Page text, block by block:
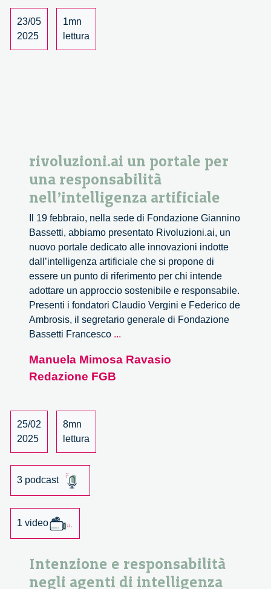
23/05
2025
1mn
lettura
rivoluzioni.ai un portale per
una responsabilità
nell’intelligenza artificiale
Il 19 febbraio, nella sede di Fondazione Giannino
Bassetti, abbiamo presentato Rivoluzioni.ai, un
nuovo portale dedicato alle innovazioni indotte
dall’intelligenza artificiale che si propone di
essere un punto di riferimento per chi intende
adottare un approccio sostenibile e responsabile.
Presenti i fondatori Claudio Vergini e Federico de
Ambrosis, il segretario generale di Fondazione
Bassetti Francesco ...
portale
Manuela Mimosa Ravasio
Redazione FGB
25/02
2025
8mn
lettura
3 podcast
1 video
Intenzione e responsabilità
negli agenti di intelligenza